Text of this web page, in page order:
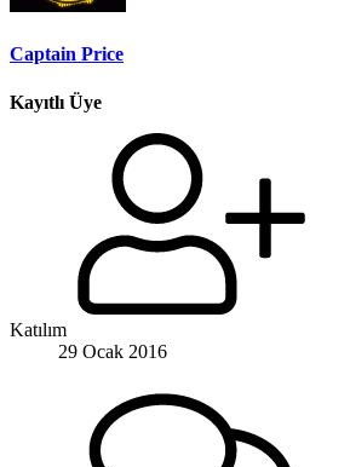
Captain Price
Kayıtlı Üye
Katılım
29 Ocak 2016